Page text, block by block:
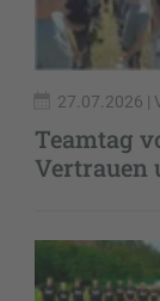
27.07.2026 |
Teamtag
Vertrauen